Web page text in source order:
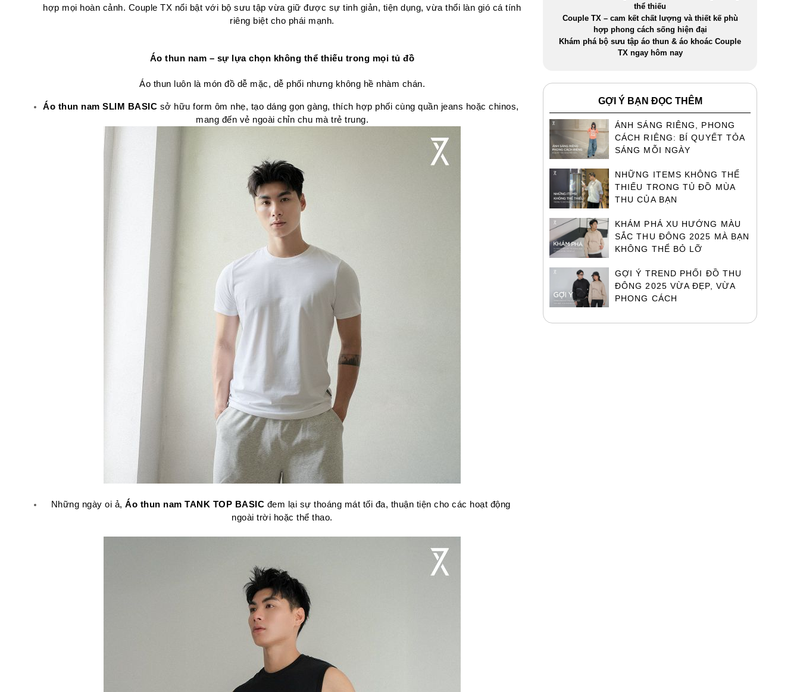
hợp mọi hoàn cảnh. Couple TX nổi bật với bộ sưu tập vừa giữ được sự tinh giản, tiện dụng, vừa thổi làn gió cá tính
riêng biệt cho phái mạnh.
Áo thun nam – sự lựa chọn không thể thiếu trong mọi tủ đồ
Áo thun luôn là món đồ dễ mặc, dễ phối nhưng không hề nhàm chán.
Áo thun nam SLIM BASIC sở hữu form ôm nhẹ, tạo dáng gọn gàng, thích hợp phối cùng quần jeans hoặc chinos,
mang đến vẻ ngoài chỉn chu mà trẻ trung.
Những ngày oi ả, Áo thun nam TANK TOP BASIC đem lại sự thoáng mát tối đa, thuận tiện cho các hoạt động
ngoài trời hoặc thể thao.
thể thiếu
Couple TX – cam kết chất lượng và thiết kế phù
hợp phong cách sống hiện đại
Khám phá bộ sưu tập áo thun & áo khoác Couple
TX ngay hôm nay
GỢI Ý BẠN ĐỌC THÊM
ÁNH SÁNG RIÊNG, PHONG
CÁCH RIÊNG: BÍ QUYẾT TỎA
SÁNG MỖI NGÀY
NHỮNG ITEMS KHÔNG THỂ
THIẾU TRONG TỦ ĐỒ MÙA
THU CỦA BẠN
KHÁM PHÁ XU HƯỚNG MÀU
SẮC THU ĐÔNG 2025 MÀ BẠN
KHÔNG THỂ BỎ LỠ
GỢI Ý TREND PHỐI ĐỒ THU
ĐÔNG 2025 VỪA ĐẸP, VỪA
PHONG CÁCH